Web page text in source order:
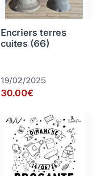
Encriers terres
cuites (66)
19/02/2025
30.00€